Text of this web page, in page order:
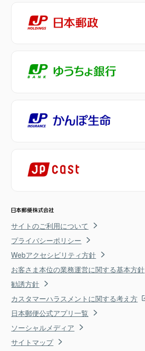
サイトのご利用について
プライバシーポリシー
Webアクセシビリティ方針
お客さま本位の業務運営に関する基本方針
勧誘方針
カスタマーハラスメントに関する考え方
日本郵便公式アプリ一覧
ソーシャルメディア
サイトマップ